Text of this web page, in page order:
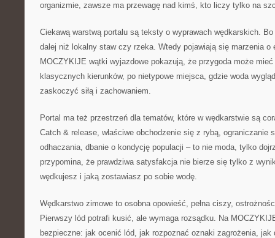
organizmie, zawsze ma przewagę nad kimś, kto liczy tylko na
Ciekawą warstwą portalu są teksty o wyprawach wędkarskich.
dalej niż lokalny staw czy rzeka. Wtedy pojawiają się marzenia
MOCZYKIJE wątki wyjazdowe pokazują, że przygoda może
klasycznych kierunków, po nietypowe miejsca, gdzie woda
zaskoczyć siłą i zachowaniem.
Portal ma też przestrzeń dla tematów, które w wędkarstwie są
Catch & release, właściwe obchodzenie się z rybą, ograniczanie
odhaczania, dbanie o kondycję populacji – to nie moda, tylko
przypomina, że prawdziwa satysfakcja nie bierze się tylko z
wędkujesz i jaką zostawiasz po sobie wodę.
Wędkarstwo zimowe to osobna opowieść, pełna ciszy,
Pierwszy lód potrafi kusić, ale wymaga rozsądku. Na
bezpieczne: jak ocenić lód, jak rozpoznać oznaki zagrożenia, jak